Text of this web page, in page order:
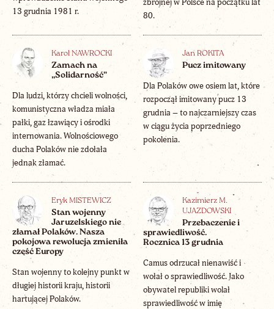
13 grudnia 1981 r.
80.
Karol NAWROCKI
Zamach na
„Solidarność”
Dla ludzi, którzy chcieli wolności,
komunistyczna władza miała
pałki, gaz łzawiący i ośrodki
internowania. Wolnościowego
ducha Polaków nie zdołała
jednak złamać.
Jan ROKITA
Pucz imitowany
Dla Polaków owe osiem lat, które
rozpoczął imitowany pucz 13
grudnia – to najczarniejszy czas
w ciągu życia poprzedniego
pokolenia.
Eryk MISTEWICZ
Stan wojenny
Jaruzelskiego nie
złamał Polaków. Nasza
pokojowa rewolucja zmieniła
część Europy
Stan wojenny to kolejny punkt w
długiej historii kraju, historii
hartującej Polaków.
Kazimierz M.
UJAZDOWSKI
Przebaczenie i
sprawiedliwość.
Rocznica 13 grudnia
Camus odrzucał nienawiść i
wołał o sprawiedliwość. Jako
obywatel republiki wolał
sprawiedliwość w imię